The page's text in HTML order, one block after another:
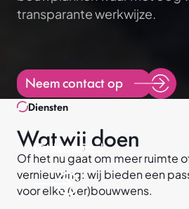
Projecten
Diensten
transparante werkwijze.
Neem contact op
Diensten
Wat wij doen
Of het nu gaat om meer ruimte
vernieuwing: wij bieden een
voor elke (ver)bouwwens.
Uitbreiding
Renovatie
Onderhoud
Verbouw